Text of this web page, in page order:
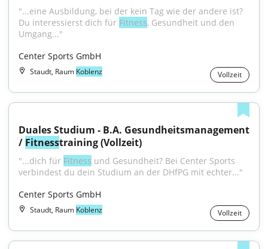
"...eine Ausbildung, bei der kein Tag wie der andere ist?
Du interessierst dich für Fitness, Gesundheit und den
Umgang..."
Center Sports GmbH
Staudt, Raum Koblenz Vollzeit
Duales Studium - B.A. Gesundheitsmanagement
/ Fitnesstraining (Vollzeit)
"...dich für Fitness und Gesundheit? Bei Center Sports
verbindest du dein Studium an der DHfPG mit echter..."
Center Sports GmbH
Staudt, Raum Koblenz Vollzeit